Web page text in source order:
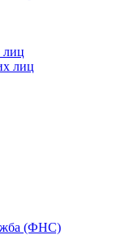
лиц
лиц
(ФНС)